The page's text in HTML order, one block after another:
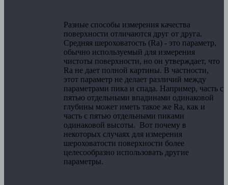
Разные способы измерения качества
поверхности отличаются друг от друга.
Средняя шероховатость (Ra) - это параметр,
обычно используемый для измерения
чистоты поверхности, но он утверждает, что
Ra не дает полной картины. В частности,
этот параметр не делает различий между
параметрами пика и спада. Например, часть с
пятью отдельными впадинами одинаковой
глубины может иметь такое же Ra, как и
часть с пятью отдельными пиками
одинаковой высоты. Вот почему в
некоторых случаях для измерения
шероховатости поверхности более
целесообразно использовать другие
параметры.